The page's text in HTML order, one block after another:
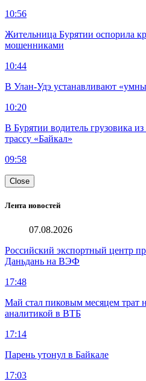
10:56
Жительница Бурятии оспорила
мошенниками
10:44
В Улан-Удэ устанавливают
10:20
В Бурятии водитель грузовика
трассу «Байкал»
09:58
Close
Лента новостей
07.08.2026
Российский экспортный центр
Даньдань на ВЭФ
17:48
Май стал пиковым месяцем трат
аналитикой в ВТБ
17:14
Парень утонул в Байкале
17:03